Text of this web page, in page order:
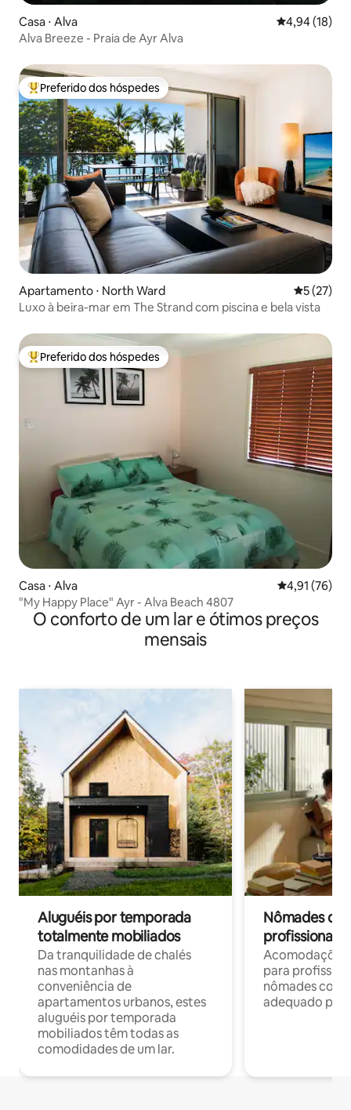
Casa ⋅ Alva 4,94 de uma
4,94 (18)
Alva Breeze - Praia de Ayr Alva
Entre os melhores preferidos dos hóspedes
Preferido dos hóspedes
Apartamento ⋅ North Ward 5 de uma
5 (27)
Luxo à beira-mar em The Strand com piscina e bela vista
Entre os melhores preferidos dos hóspedes
Preferido dos hóspedes
Casa ⋅ Alva 4,91 de uma
4,91 (76)
"My Happy Place" Ayr - Alva Beach 4807
O conforto de um lar e ótimos preços
mensais
Aluguéis por temporada
totalmente mobiliados
Da tranquilidade de chalés
nas montanhas à
conveniência de
apartamentos urbanos, estes
aluguéis por temporada
mobiliados têm todas as
comodidades de um lar.
Nômades
profissionais
para
nômades com
adequado